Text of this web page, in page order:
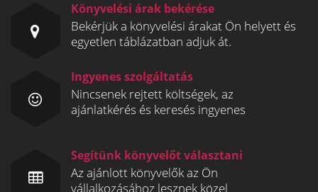
Könyvelési árak bekérése
Bekérjük a könyvelési árakat Ön helyett és
egyetlen táblázatban adjuk át.
Ingyenes szolgáltatás
Nincsenek rejtett költségek, az
ajánlatkérés és keresés ingyenes
Segítünk könyvelőt választani
Az ajánlott könyvelők az Ön
vállalkozásához lesznek közel